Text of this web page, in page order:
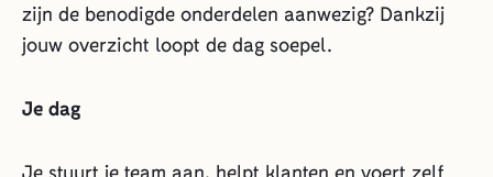
zijn de benodigde onderdelen aanwezig? Dankzij
jouw overzicht loopt de dag soepel.
Je dag
Je stuurt je team aan, helpt klanten en voert zelf